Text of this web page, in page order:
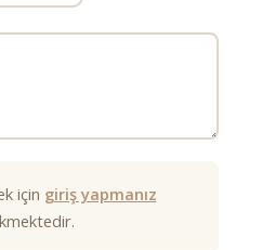
için giriş yapmanız